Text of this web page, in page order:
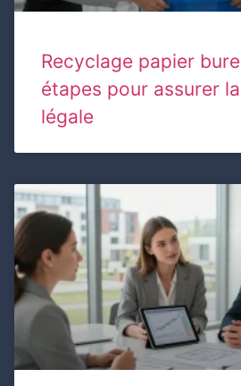
Recyclage papier
étapes pour assurer
légale